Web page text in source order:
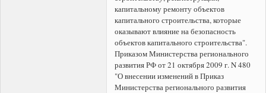
капитальному ремонту объектов
капитального строительства, которые
оказывают влияние на безопасность
объектов капитального строительства".
Приказом Министерства регионального
развития РФ от 21 октября 2009 г. N 480
"О внесении изменений в Приказ
Министерства регионального развития